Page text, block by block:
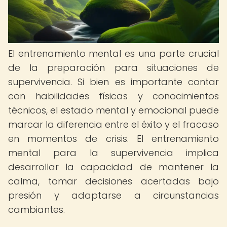
El entrenamiento mental es una parte crucial
de la preparación para situaciones de
supervivencia. Si bien es importante contar
con habilidades físicas y conocimientos
técnicos, el estado mental y emocional puede
marcar la diferencia entre el éxito y el fracaso
en momentos de crisis. El entrenamiento
mental para la supervivencia implica
desarrollar la capacidad de mantener la
calma, tomar decisiones acertadas bajo
presión y adaptarse a circunstancias
cambiantes.